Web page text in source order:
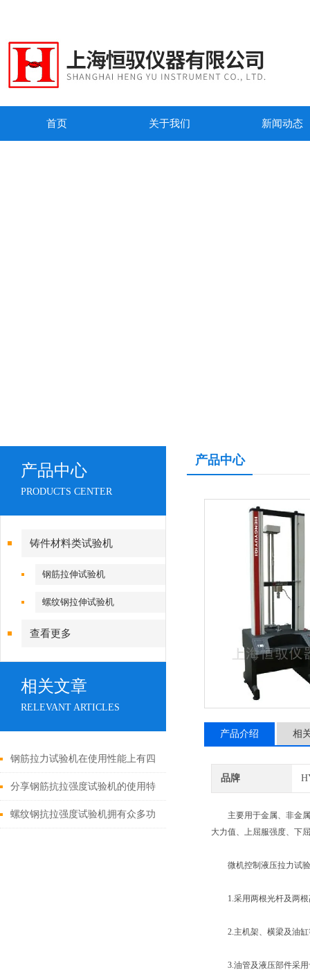
首页 关于我们 新闻动态
产品中心
PRODUCTS CENTER
铸件材料类试验机
钢筋拉伸试验机
螺纹钢拉伸试验机
查看更多
相关文章
RELEVANT ARTICLES
钢筋拉力试验机在使用性能上有四
大点
分享钢筋抗拉强度试验机的使用特
点和操作流程
螺纹钢抗拉强度试验机拥有众多功
产品中心
产品介绍 相
品牌
主要用于金属、非金属
大力值、上屈服强度、下
微机控制液压拉力试验
1.采用两根光杆及两根
2.主机架、横梁及油缸
3.油管及液压部件采用